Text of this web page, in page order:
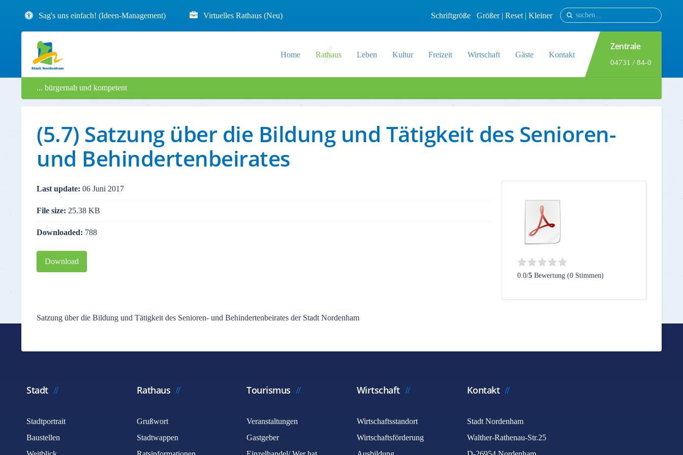
Sag's uns einfach! (Ideen-Management) Virtuelles Rathaus (Neu) Schriftgröße Größer| Reset | Kleiner
Home Rathaus Leben Kultur Freizeit Wirtschaft Gäste Kontakt
Zentrale
04731 / 84-0
... bürgernah und kompetent
(5.7) Satzung über die Bildung und Tätigkeit des Senioren-
und Behindertenbeirates
Last update: 06 Juni 2017
File size: 25.38 KB
Downloaded: 788
Download
0.0/5 Bewertung (0 Stimmen)
Satzung über die Bildung und Tätigkeit des Senioren- und Behindertenbeirates der Stadt Nordenham
Stadt
Stadtportrait
Baustellen
Rathaus
Grußwort
Stadtwappen
Tourismus
Veranstaltungen
Gastgeber
Wirtschaft
Wirtschaftsstandort
Wirtschaftsförderung
Kontakt
Stadt Nordenham
Walther-Rathenau-Str.25